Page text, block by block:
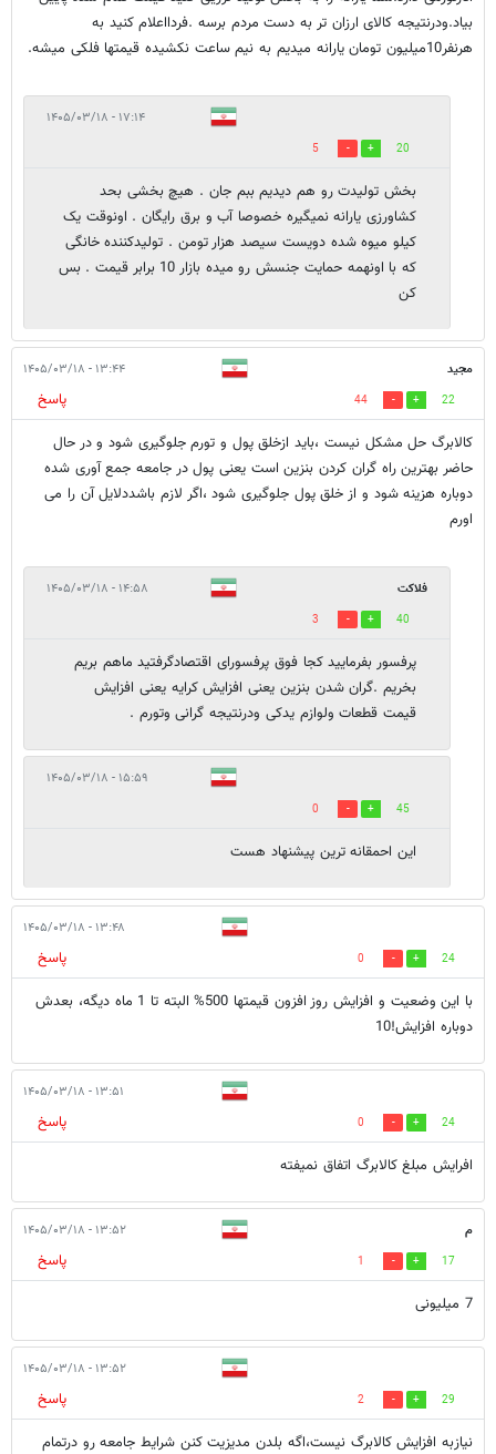
بیاد.ودرنتیجه کالای ارزان تر به دست مردم برسه .فردااعلام کنید به
هرنفر10میلیون تومان یارانه میدیم به نیم ساعت نکشیده قیمتها فلکی میشه.
۱۷:۱۴ - ۱۴۰۵/۰۳/۱۸
20
5
بخش تولیدت رو هم دیدیم ببم جان . هیچ بخشی بحد
کشاورزی یارانه نمیگیره خصوصا آب و برق رایگان . اونوقت یک
کیلو میوه شده دویست سیصد هزار تومن . تولیدکننده خانگی
که با اونهمه حمایت جنسش رو میده بازار 10 برابر قیمت . بس
کن
مجید ۱۳:۴۴ - ۱۴۰۵/۰۳/۱۸
22
44
پاسخ
کالابرگ حل مشکل نیست ،باید ازخلق پول و تورم جلوگیری شود و در حال
حاضر بهترین راه گران کردن بنزین است یعنی پول در جامعه جمع آوری شده
دوباره هزینه شود و از خلق پول جلوگیری شود ،اگر لازم باشددلایل آن را می
اورم
فلاکت ۱۴:۵۸ - ۱۴۰۵/۰۳/۱۸
40
3
پرفسور بفرمایید کجا فوق پرفسورای اقتصادگرفتید ماهم بریم
بخریم .گران شدن بنزین یعنی افزایش کرایه یعنی افزایش
قیمت قطعات ولوازم یدکی ودرنتیجه گرانی وتورم .
۱۵:۵۹ - ۱۴۰۵/۰۳/۱۸
45
0
این احمقانه ترین پیشنهاد هست
۱۳:۴۸ - ۱۴۰۵/۰۳/۱۸
24
0
پاسخ
با این وضعیت و افزایش روز افزون قیمتها 500% البته تا 1 ماه دیگه، بعدش
دوباره افزایش!10
۱۳:۵۱ - ۱۴۰۵/۰۳/۱۸
24
0
پاسخ
افرایش مبلغ کالابرگ اتفاق نمیفته
م ۱۳:۵۲ - ۱۴۰۵/۰۳/۱۸
17
1
پاسخ
7 میلیونی
۱۳:۵۲ - ۱۴۰۵/۰۳/۱۸
29
2
پاسخ
نیازبه افزایش کالابرگ نیست،اگه بلدن مدیزیت کنن شرایط جامعه رو درتمام